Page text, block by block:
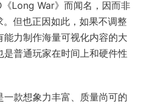
Long War》而闻名，因而非
但也正因如此，如果不调整
力制作海量可视化内容的大
普通玩家在时间上和硬件性
款想象力丰富、质量尚可的